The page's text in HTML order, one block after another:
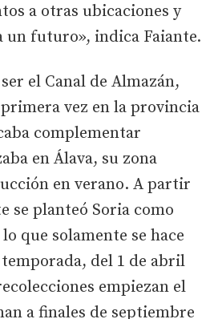
a otras ubicaciones y
un futuro», indica Faiante.
el Canal de Almazán,
vez en la provincia
complementar
en Álava, su zona
en verano. A partir
se planteó Soria como
que solamente se hace
del 1 de abril
empiezan el
a finales de septiembre